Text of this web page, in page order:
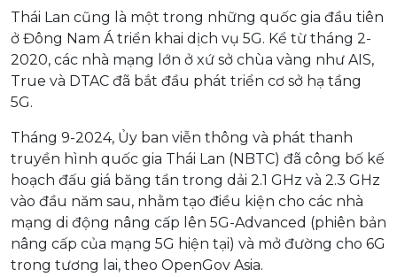
Thái Lan cũng là một trong những quốc gia đầu tiên
ở Đông Nam Á triển khai dịch vụ 5G. Kể từ tháng 2-
2020, các nhà mạng lớn ở xứ sở chùa vàng như AIS,
True và DTAC đã bắt đầu phát triển cơ sở hạ tầng
5G.
Tháng 9-2024, Ủy ban viễn thông và phát thanh
truyền hình quốc gia Thái Lan (NBTC) đã công bố kế
hoạch đấu giá băng tần trong dải 2.1 GHz và 2.3 GHz
vào đầu năm sau, nhằm tạo điều kiện cho các nhà
mạng di động nâng cấp lên 5G-Advanced (phiên bản
nâng cấp của mạng 5G hiện tại) và mở đường cho 6G
trong tương lai, theo OpenGov Asia.